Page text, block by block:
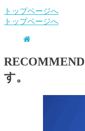
トップページへ
トップページへ
RECOMMEND
す。